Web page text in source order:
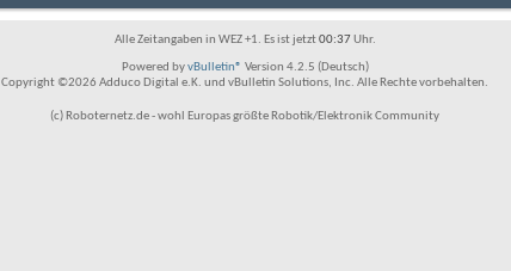
Alle Zeitangaben in WEZ +1. Es ist jetzt00:37Uhr.
Powered byvBulletin® Version 4.2.5 (Deutsch)
Copyright ©2026 Adduco Digital e.K. und vBulletin Solutions, Inc. Alle Rechte vorbehalten.
(c) Roboternetz.de - wohl Europas größte Robotik/Elektronik Community